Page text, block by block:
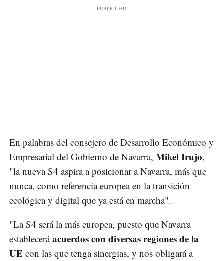
En palabras del consejero de Desarrollo Económico y
Empresarial del Gobierno de Navarra, Mikel Irujo,
"la nueva S4 aspira a posicionar a Navarra, más que
nunca, como referencia europea en la transición
ecológica y digital que ya está en marcha".
"La S4 será la más europea, puesto que Navarra
estableceráacuerdos con diversas regiones de la
UE con las que tenga sinergias, y nos obligará a